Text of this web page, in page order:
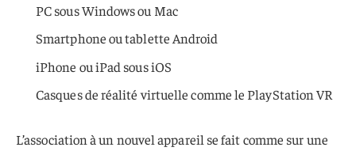
PC sous Windows ou Mac
Smartphone ou tablette Android
iPhone ou iPad sous iOS
Casques de réalité virtuelle comme le PlayStation VR
L’association à un nouvel appareil se fait comme sur une